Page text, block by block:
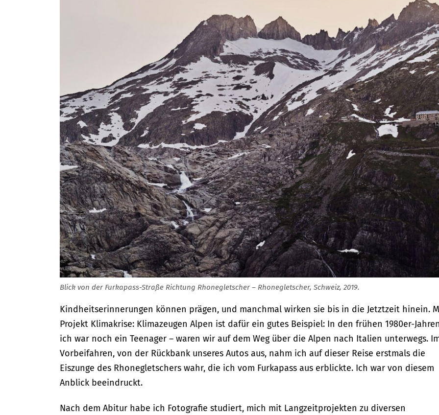
Blick von der Furkapass-Straße Richtung Rhonegletscher – Rhonegletscher, Schweiz, 2019.
Kindheitserinnerungen können prägen, und manchmal wirken sie bis in die Jetztzeit hinein.
Projekt Klimakrise: Klimazeugen Alpen ist dafür ein gutes Beispiel: In den frühen 1980er-
ich war noch ein Teenager – waren wir auf dem Weg über die Alpen nach Italien unterwegs.
Vorbeifahren, von der Rückbank unseres Autos aus, nahm ich auf dieser Reise erstmals die
Eiszunge des Rhonegletschers wahr, die ich vom Furkapass aus erblickte. Ich war von diesem
Anblick beeindruckt.
Nach dem Abitur habe ich Fotografie studiert, mich mit Langzeitprojekten zu diversen